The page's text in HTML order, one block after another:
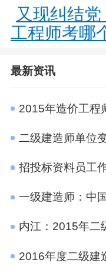
又现纠结
工程师考哪
最新资讯
2015年造价工程
招投标资料员工